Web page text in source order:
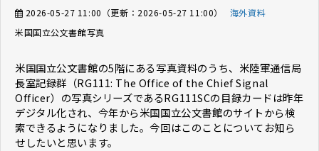
2026-05-27 11:00 （更新： 2026-05-27 11:00）
海外資料
米国国立公文書館写真
米国国立公文書館の5階にある写真資料のうち、米陸軍通信局
長室記録群（RG111: The Office of the Chief Signal
Officer）の写真シリーズであるRG111SCの目録カードは昨年
デジタル化され、今年から米国国立公文書館のサイトから検
索できるようになりました。今回はこのことについてお知ら
せしたいと思います。